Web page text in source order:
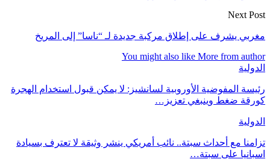
Next Post
مغربي يشرف على إطلاق مركبة جديدة لـ “ناسا” إلى المريخ
You might also like More from author
الدولية
رئيسة المفوضية الأوروبية لسانشيز: لا يمكن قبول استخدام الهجرة
كورقة ضغط وينبغي تعزيز…
الدولية
تزامنا مع أحداث سبتة.. نائب أمريكي ينشر وثيقة لا تعترف بسيادة
اسبانيا على سبتة…